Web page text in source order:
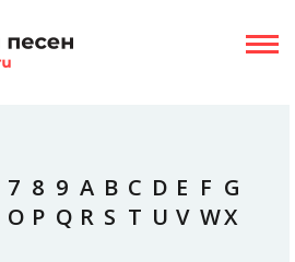
7 8 9 A B C D E F G
O P Q R S T U V WX